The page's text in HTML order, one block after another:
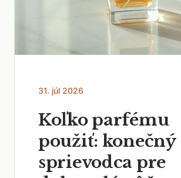
31. júl 2026
Koľko parfému
použiť: konečný
sprievodca pre